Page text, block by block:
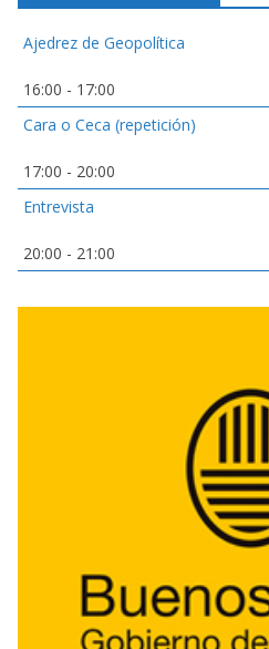
Ajedrez de Geopolítica
16:00 - 17:00
Cara o Ceca (repetición)
17:00 - 20:00
Entrevista
20:00 - 21:00